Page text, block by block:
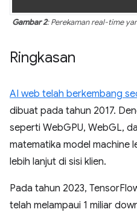
Gambar 2: Perekaman real-time
Ringkasan
AI web telah berkembang
dibuat pada tahun 2017.
seperti WebGPU, WebGL,
matematika model machine
lebih lanjut di sisi klien.
Pada tahun 2023,
telah melampaui 1 miliar